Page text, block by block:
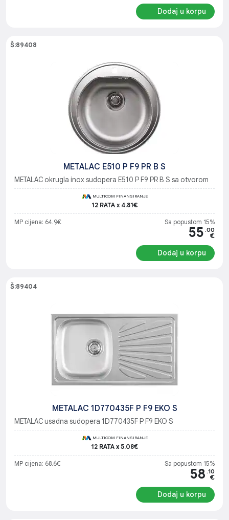
Dodaj u korpu
Š:89408
METALAC E510 P F9 PR B S
METALAC okrugla inox sudopera E510 P F9 PR B S sa otvorom
MULTICOM FINANSIRANJE
12 RATA x 4.81€
MP cijena: 64.9€ Sa popustom 15%
55 .00
€
Dodaj u korpu
Š:89404
METALAC 1D770435F P F9 EKO S
METALAC usadna sudopera 1D770435F P F9 EKO S
MULTICOM FINANSIRANJE
12 RATA x 5.08€
MP cijena: 68.6€ Sa popustom 15%
58 .10
€
Dodaj u korpu